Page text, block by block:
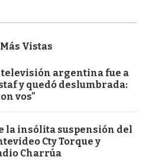
Vistas
televisión argentina fue a
y quedó deslumbrada:
vos"
la insólita suspensión del
Cty Torque y
Charrúa